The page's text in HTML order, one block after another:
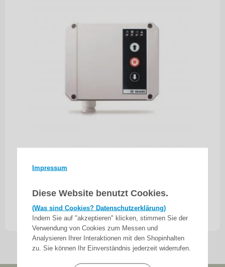
Impressum
Diese Website benutzt Cookies.
(Was sind Cookies? Datenschutzerklärung)
Indem Sie auf "akzeptieren" klicken, stimmen Sie der
Verwendung von Cookies zum Messen und
Analysieren Ihrer Interaktionen mit den Shopinhalten
zu. Sie können Ihr Einverständnis jederzeit widerrufen.
Becker Centronic Beck-O-Tronic 6 , 40,685MHZ ,
mit mechanischer oder elektronischer…
inkl. 19% MwSt.zzgl. Versand
ab 220,00€